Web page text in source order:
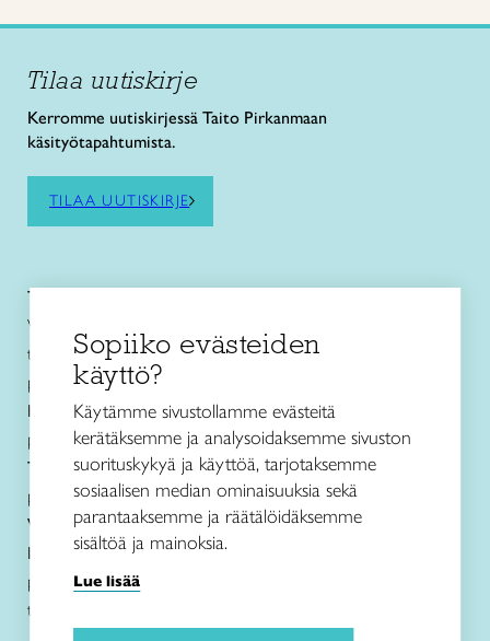
Tilaa uutiskirje
Kerromme uutiskirjessä Taito Pirkanmaan
käsityötapahtumista.
TILAA UUTISKIRJE
Taito Pirkanmaa ry
Vuolteentori 2, 33100 Tampere
toimisto@taitopirkanmaa.fi
p. 050 471 0691
Käsityö- ja muotoilukoulu Näpsä
p. 050 560 6332
Taito Shop Tampere
p. 050 598 4367
Verkkokauppa
Lanka- ja ohjetiedustelut sekä jälleenmyynti
p. 050 594 1917
taitopirkanmaa@taitopirkanmaa.fi
Sopiiko evästeiden
käyttö?
Käytämme sivustollamme evästeitä
kerätäksemme ja analysoidaksemme sivuston
suorituskykyä ja käyttöä, tarjotaksemme
sosiaalisen median ominaisuuksia sekä
parantaaksemme ja räätälöidäksemme
sisältöä ja mainoksia.
Lue lisää